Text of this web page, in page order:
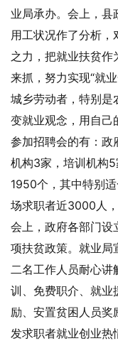
业局承办。会上，县
用工状况作了分析
之力，把就业扶贫
来抓，努力实现“就
城乡劳动者，特别是
变就业观念，用自己
参加招聘会的有：政
机构3家，培训机构
1950个，其中特别
场求职者近3000人
会上，政府各部门设
项扶贫政策。就业局
二名工作人员耐心
训、免费职介、就业
励、安置贫困人员奖
发求职者就业创业